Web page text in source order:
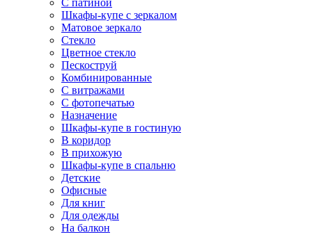
С патиной
Шкафы-купе с зеркалом
Матовое зеркало
Стекло
Цветное стекло
Пескоструй
Комбинированные
С витражами
С фотопечатью
Назначение
Шкафы-купе в гостиную
В коридор
В прихожую
Шкафы-купе в спальню
Детские
Офисные
Для книг
Для одежды
На балкон